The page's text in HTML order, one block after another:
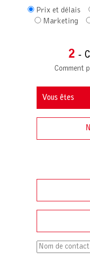
Prix et délais
Marketing
2 -
Comment